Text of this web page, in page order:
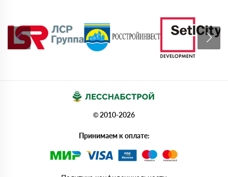
© 2010-2026
Принимаем к оплате: